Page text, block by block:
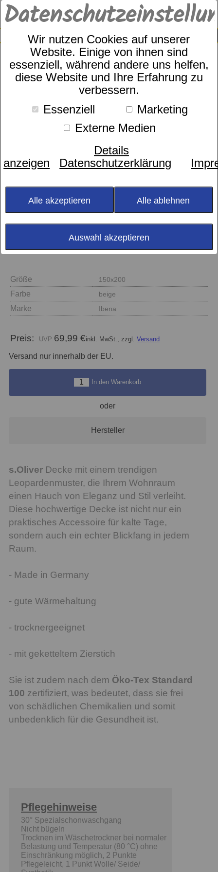
Wir nutzen Cookies auf unserer
Website. Einige von ihnen sind
essenziell, während andere uns helfen,
diese Website und Ihre Erfahrung zu
verbessern.
Essenziell
Marketing
Externe Medien
Details
anzeigen
Datenschutzerklärung
Alle akzeptieren Alle ablehnen
Auswahl akzeptieren
SUCHE
0
Ibena s.Oliver Art.Nr.
Größe 150x200
Farbe beige
Marke Ibena
Preis: 69,99 €inkl. MwSt., zzgl. Versand
Versand nur innerhalb der EU.
In den Warenkorb
oder
Hersteller
s.Oliver Decke mit einem trendigen
Leopardenmuster, die Ihrem Wohnraum
einen Hauch von Eleganz und Stil verleiht.
Diese hochwertige Decke ist nicht nur ein
praktisches Accessoire für kalte Tage,
sondern auch ein echter Blickfang in jedem
Raum.
- Made in Germany
- gute Wärmehaltung
- trocknergeeignet
- mit geketteltem Zierstich
Sie ist zudem nach dem Öko-Tex Standard
100 zertifiziert, was bedeutet, dass sie frei
von schädlichen Chemikalien und somit
unbedenklich für die Gesundheit ist.
Pflegehinweise
30° Spezialschonwaschgang
Nicht bügeln
Trocknen im Wäschetrockner bei normaler
Belastung und Temperatur (80 °C) ohne
Einschränkung möglich, 2 Punkte
Pflegeleicht, 1 Punkt Wolle/ Seide/